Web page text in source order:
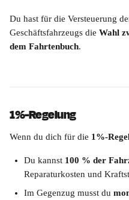
Du hast für die Versteuerung
Geschäftsfahrzeugs die Wahl
dem Fahrtenbuch.
1%-Regelung
Wenn du dich für die 1%-
Du kannst 100 % der
Reparaturkosten und
Im Gegenzug musst du